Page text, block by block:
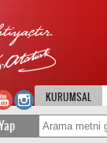
KURUMSAL